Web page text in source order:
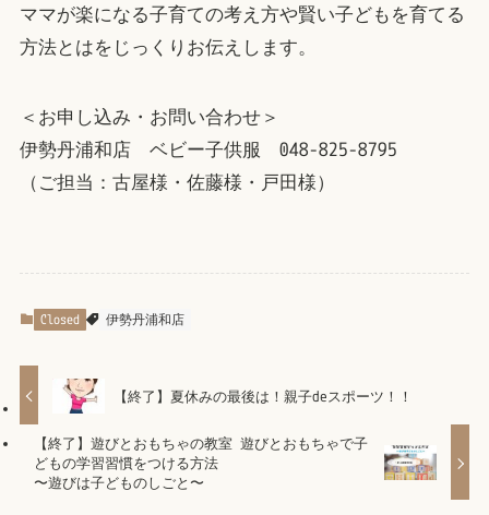
ママが楽になる子育ての考え方や賢い子どもを育てる
方法とはをじっくりお伝えします。
＜お申し込み・お問い合わせ＞
伊勢丹浦和店 ベビー子供服 048-825-8795
（ご担当：古屋様・佐藤様・戸田様）
Closed 伊勢丹浦和店
【終了】夏休みの最後は！親子deスポーツ！！
【終了】遊びとおもちゃの教室 遊びとおもちゃで子
どもの学習習慣をつける方法
〜遊びは子どものしごと〜